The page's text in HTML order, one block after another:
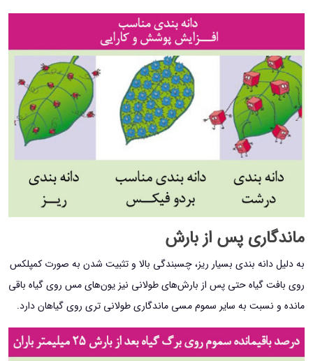
ماندگاری پس از بارش
به دلیل دانه بندی بسیار ریز، چسبندگی بالا و تثبیت شدن به صورت کمپلکس
روی بافت گیاه حتی پس از بارش‌های طولانی نیز یون‌های مس روی گیاه باقی
مانده و نسبت به سایر سموم مسی ماندگاری طولانی تری روی گیاهان دارد.